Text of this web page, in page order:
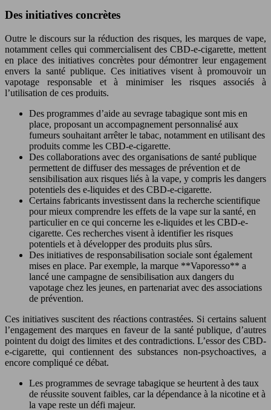
Des initiatives concrètes
Outre le discours sur la réduction des risques, les marques de vape,
notamment celles qui commercialisent des CBD-e-cigarette, mettent
en place des initiatives concrètes pour démontrer leur engagement
envers la santé publique. Ces initiatives visent à promouvoir un
vapotage responsable et à minimiser les risques associés à
l’utilisation de ces produits.
Des programmes d’aide au sevrage tabagique sont mis en
place, proposant un accompagnement personnalisé aux
fumeurs souhaitant arrêter le tabac, notamment en utilisant des
produits comme les CBD-e-cigarette.
Des collaborations avec des organisations de santé publique
permettent de diffuser des messages de prévention et de
sensibilisation aux risques liés à la vape, y compris les dangers
potentiels des e-liquides et des CBD-e-cigarette.
Certains fabricants investissent dans la recherche scientifique
pour mieux comprendre les effets de la vape sur la santé, en
particulier en ce qui concerne les e-liquides et les CBD-e-
cigarette. Ces recherches visent à identifier les risques
potentiels et à développer des produits plus sûrs.
Des initiatives de responsabilisation sociale sont également
mises en place. Par exemple, la marque **Vaporesso** a
lancé une campagne de sensibilisation aux dangers du
vapotage chez les jeunes, en partenariat avec des associations
de prévention.
Ces initiatives suscitent des réactions contrastées. Si certains saluent
l’engagement des marques en faveur de la santé publique, d’autres
pointent du doigt des limites et des contradictions. L’essor des CBD-
e-cigarette, qui contiennent des substances non-psychoactives, a
encore compliqué ce débat.
Les programmes de sevrage tabagique se heurtent à des taux
de réussite souvent faibles, car la dépendance à la nicotine et à
la vape reste un défi majeur.